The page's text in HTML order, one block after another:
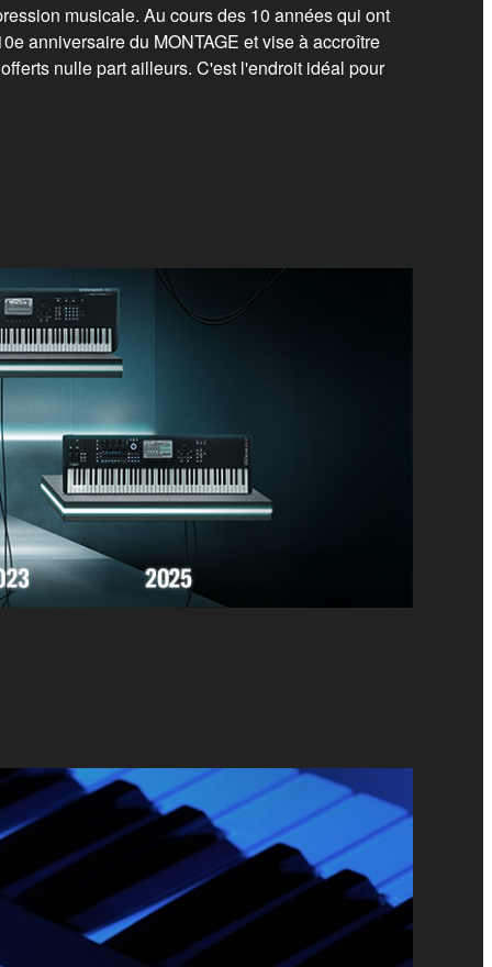
musicale. Au cours des 10 années qui ont
anniversaire du MONTAGE et vise à accroître
nulle part ailleurs. C'est l'endroit idéal pour